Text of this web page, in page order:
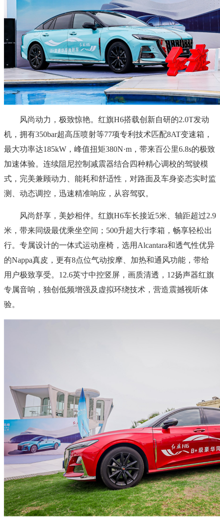
风尚动力，极致惊艳。红旗H6搭载创新自研的2.0T发动
机，拥有350bar超高压喷射等77项专利技术匹配8AT变速箱，
最大功率达185kW，峰值扭矩380N·m，带来百公里6.8s的极致
加速体验。连续阻尼控制减震器结合四种精心调校的驾驶模
式，完美兼顾动力、能耗和舒适性，对路面及车身姿态实时监
测、动态调控，迅速精准响应，从容驾驭。
风尚舒享，美妙相伴。红旗H6车长接近5米、轴距超过2.9
米，带来同级最优乘坐空间；500升超大行李箱，畅享轻松出
行。专属设计的一体式运动座椅，选用Alcantara和透气性优异
的Nappa真皮，更有8点位气动按摩、加热和通风功能，带给
用户极致享受。12.6英寸中控竖屏，画质清透，12扬声器红旗
专属音响，独创低频增强及虚拟环绕技术，营造震撼视听体
验。